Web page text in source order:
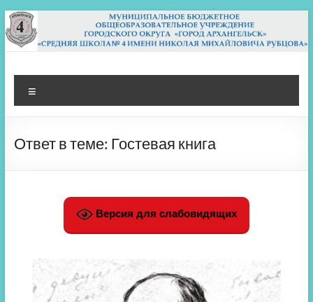
Перейти
к
содержимому
МБОУ СШ 4
Архангельск
Ответ в теме: Гостевая книга
Версия для слабовидящих